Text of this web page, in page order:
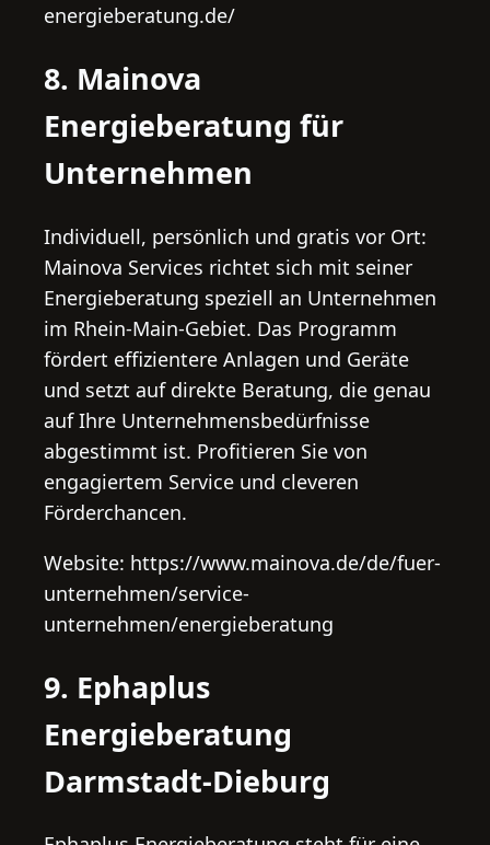
energieberatung.de/
8. Mainova
Energieberatung für
Unternehmen
Individuell, persönlich und gratis vor Ort:
Mainova Services richtet sich mit seiner
Energieberatung speziell an Unternehmen
im Rhein-Main-Gebiet. Das Programm
fördert effizientere Anlagen und Geräte
und setzt auf direkte Beratung, die genau
auf Ihre Unternehmensbedürfnisse
abgestimmt ist. Profitieren Sie von
engagiertem Service und cleveren
Förderchancen.
Website: https://www.mainova.de/de/fuer-
unternehmen/service-
unternehmen/energieberatung
9. Ephaplus
Energieberatung
Darmstadt-Dieburg